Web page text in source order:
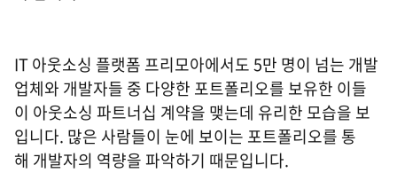
IT 아웃소싱 플랫폼 프리모아에서도 5만 명이 넘는 개발
업체와 개발자들 중 다양한 포트폴리오를 보유한 이들
이 아웃소싱 파트너십 계약을 맺는데 유리한 모습을 보
입니다. 많은 사람들이 눈에 보이는 포트폴리오를 통
해 개발자의 역량을 파악하기 때문입니다.